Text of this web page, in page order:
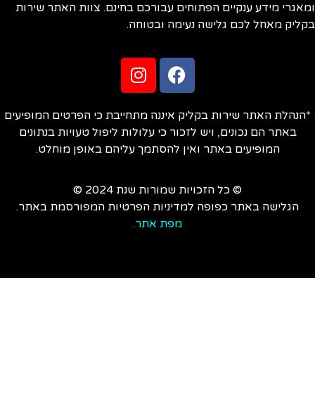
מידע ענקיים הפתוחים עבורכם בחינם. צוות האתר שירות
מאחל לכם גלישה נעימה ובטוחה.
האתר שירות בקליק איננה מתחייבת כי הפרטים המופיעים
באתר הם נכונים, ויש לזכור כי עלולות ליפול טעויות בנתונים
המופיעים באתר ואין להסתמך עליהם באופן מוחלט.
© כל הזכויות שמורות שנת 2024 ©
הגלישה באתר כפופה למדיניות הפרטיות המפורסמת באתר.
מפת אתר.